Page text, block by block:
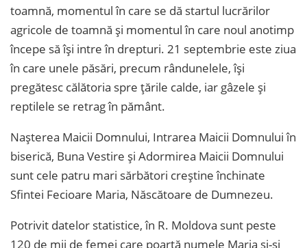
toamnă, momentul în care se dă startul lucrărilor
agricole de toamnă și momentul în care noul anotimp
începe să își intre în drepturi. 21 septembrie este ziua
în care unele păsări, precum rândunelele, își
pregătesc călătoria spre țările calde, iar gâzele și
reptilele se retrag în pământ.
Nașterea Maicii Domnului, Intrarea Maicii Domnului în
biserică, Buna Vestire și Adormirea Maicii Domnului
sunt cele patru mari sărbători creștine închinate
Sfintei Fecioare Maria, Născătoare de Dumnezeu.
Potrivit datelor statistice, în R. Moldova sunt peste
120 de mii de femei care poartă numele Maria și-și